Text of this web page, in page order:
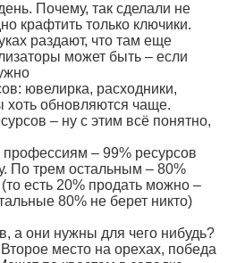
Почему, так сделали не
крафтить только ключики.
раздают, что там еще
может быть – если
ювелирка, расходники,
хоть обновляются чаще.
– ну с этим всё понятно,
– 99% ресурсов
По трем остальным – 80%
есть 20% продать можно –
80% не берет никто)
а они нужны для чего нибудь?
место на орехах, победа